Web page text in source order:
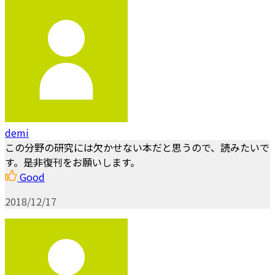
demi
この分野の研究には欠かせない本だと思うので、読みたいで
す。是非復刊をお願いします。
Good
2018/12/17